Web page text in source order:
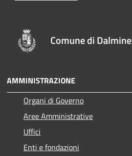
Comune di Dalmine
AMMINISTRAZIONE
Organi di Governo
Aree Amministrative
Uffici
Enti e fondazioni